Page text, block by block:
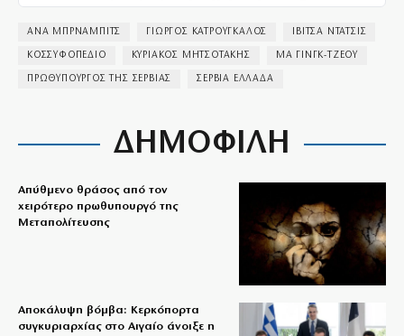
ΑΝΑ ΜΠΡΝΑΜΠΙΤΣ ΓΙΩΡΓΟΣ ΚΑΤΡΟΥΓΚΑΛΟΣ ΙΒΙΤΣΑ ΝΤΑΤΣΙΣ
ΚΟΣΣΥΦΟΠΕΔΙΟ ΚΥΡΙΑΚΟΣ ΜΗΤΣΟΤΑΚΗΣ ΜΑ ΓΙΝΓΚ-ΤΖΕΟΥ
ΠΡΩΘΥΠΟΥΡΓΟΣ ΤΗΣ ΣΕΡΒΙΑΣ ΣΕΡΒΙΑ ΕΛΛΑΔΑ
ΔΗΜΟΦΙΛΗ
Απύθμενο θράσος από τον
χειρότερο πρωθυπουργό της
Μεταπολίτευσης
Αποκάλυψη βόμβα: Κερκόπορτα
συγκυριαρχίας στο Αιγαίο άνοιξε η